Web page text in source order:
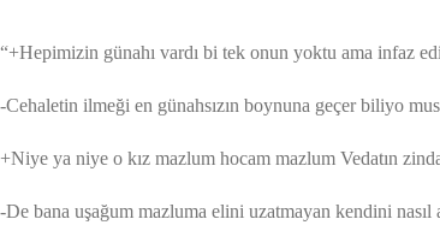
“+Hepimizin günahı vardı bi tek onun yoktu ama infaz
-Cehaletin ilmeği en günahsızın boynuna geçer biliyo
+Niye ya niye o kız mazlum hocam mazlum Vedatın
-De bana uşağum mazluma elini uzatmayan kendini nasıl